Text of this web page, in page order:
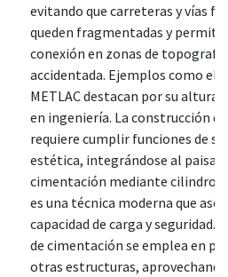
evitando que carreteras y vías
queden fragmentadas y
conexión en zonas de topografía
accidentada. Ejemplos como el
METLAC destacan por su altura
en ingeniería. La construcción
requiere cumplir funciones de
estética, integrándose al
cimentación mediante cilindros
es una técnica moderna que
capacidad de carga y seguridad.
de cimentación se emplea en
otras estructuras,